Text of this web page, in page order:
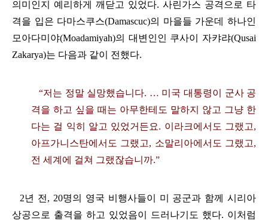
의미인지 예리하게 깨닫고 있었다. 사린가스 공격으로 타
격을 입은 다마스쿠스(Damascuc)의 마을들 가운데 하나인
모아다미야(Moadamiyah)의 대변인인 쿠사이 자캬랴(Qusai
Zakarya)는 다음과 같이 전했다.
“저는 정말 실망했습니다. … 미국 대통령이 군사 공
격을 하고 싶을 때는 아무한테도 말하지 않고 그냥 한
다는 걸 익히 알고 있었거든요. 이라크에서도 그랬고,
아프가니스탄에서도 그랬고, 소말리아에서도 그랬고,
전 세계에 걸쳐 그랬잖습니까.”
2년 전 , 20명의 영국 비행사들이 미 공군과 함께 시리아
상공으로 출격을 하고 있었음이 드러나기도 했다. 이처럼